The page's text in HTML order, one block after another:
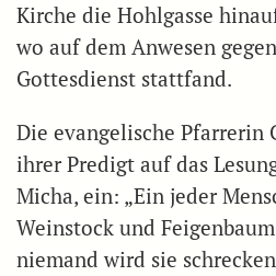
Kirche die Hohlgasse
wo auf dem Anwesen
Gottesdienst stattfand.
Die evangelische Pfarrerin
ihrer Predigt auf das
Micha, ein: „Ein jeder
Weinstock und
niemand wird sie